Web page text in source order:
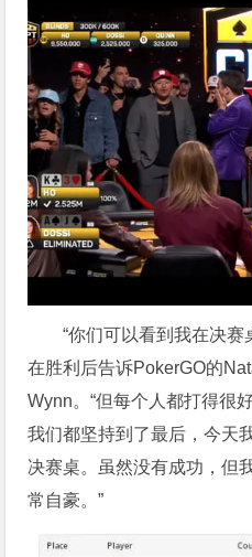
“你们可以看到我在决
在胜利后告诉PokerGO的
Wynn。“但每个人都打得很
我们都坚持到了最后，今天
决赛桌。虽然没有成功，但
常自豪。”